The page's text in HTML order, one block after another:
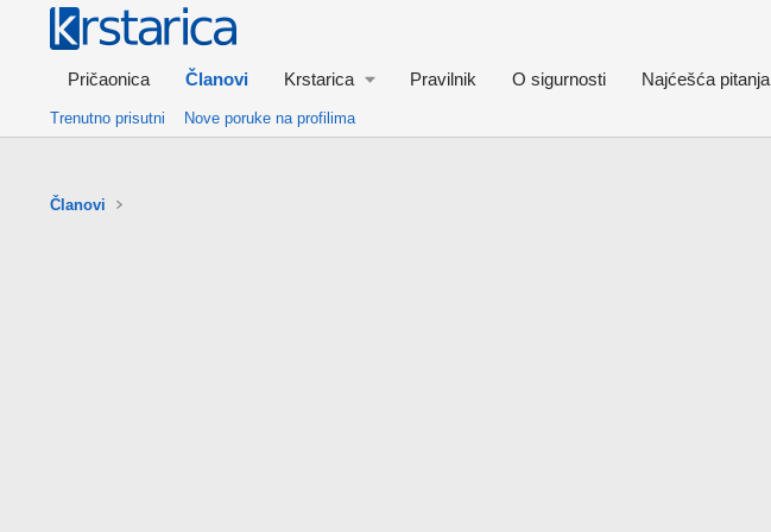
Pričaonica Članovi Krstarica Pravilnik O sigurnosti Najćešća pitanja
Trenutno prisutni Nove poruke na profilima
Članovi